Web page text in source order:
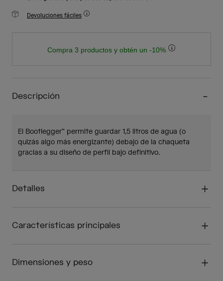
Devoluciones fáciles
Compra 3 productos y obtén un -10%
Descripción
El Bootlegger™ permite guardar 1,5 litros de agua (o
quizás algo más energizante) debajo de la chaqueta
gracias a su diseño de perfil bajo definitivo.
Detalles
Características principales
Dimensiones y peso